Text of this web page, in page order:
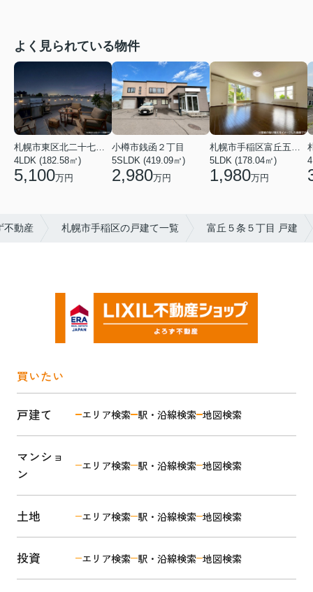
よく見られている物件
札幌市東区北二十七条東２１丁目
4LDK (182.58㎡)
5,100万円
小樽市銭函２丁目
5SLDK (419.09㎡)
2,980万円
札幌市手稲区富丘五条５丁目
5LDK (178.04㎡)
1,980万円
不動産 札幌市手稲区の戸建て一覧 富丘５条５丁目 戸建
買いたい
戸建て エリア検索 駅・沿線検索 地図検索
マンショ
ン
エリア検索 駅・沿線検索 地図検索
土地 エリア検索 駅・沿線検索 地図検索
投資 エリア検索 駅・沿線検索 地図検索